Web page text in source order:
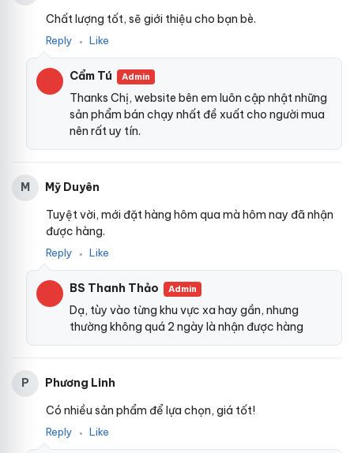
Chất lượng tốt, sẽ giới thiệu cho bạn bè.
Reply ● Like
Cẩm Tú Admin
Thanks Chị, website bên em luôn cập nhật những
sản phẩm bán chạy nhất đề xuất cho người mua
nên rất uy tín.
M
Mỹ Duyên
Tuyệt vời, mới đặt hàng hôm qua mà hôm nay đã nhận
được hàng.
Reply ● Like
BS Thanh Thảo Admin
Dạ, tùy vào từng khu vực xa hay gần, nhưng
thường không quá 2 ngày là nhận được hàng
P
Phương Linh
Có nhiều sản phẩm để lựa chọn, giá tốt!
Reply ● Like